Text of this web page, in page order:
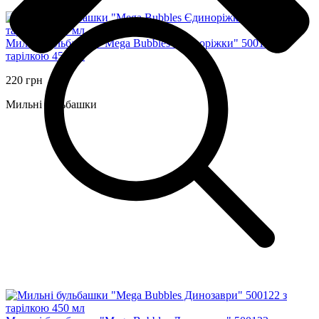
Мильні бульбашки "Mega Bubbles Єдиноріжки" 500118 з
тарілкою 450 мл
220 грн
Мильні бульбашки